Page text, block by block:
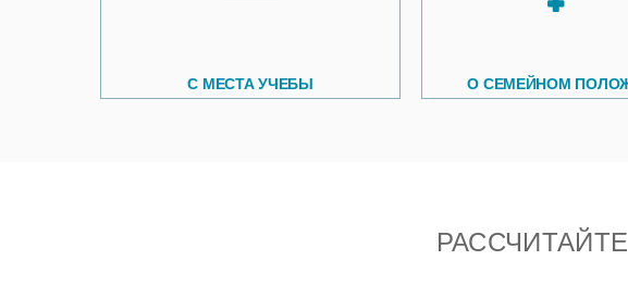
С МЕСТА УЧЕБЫ О СЕМЕЙНОМ